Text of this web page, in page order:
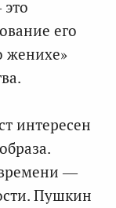
его
женихе»
интересен
времени —
Пушкин